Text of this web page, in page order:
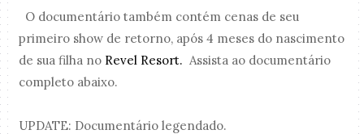
O documentário também contém cenas de seu
primeiro show de retorno, após 4 meses do nascimento
de sua filha no Revel Resort. Assista ao documentário
completo abaixo.
UPDATE: Documentário legendado.